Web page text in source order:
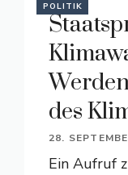
POLITIK
des
28.
Ein Aufruf